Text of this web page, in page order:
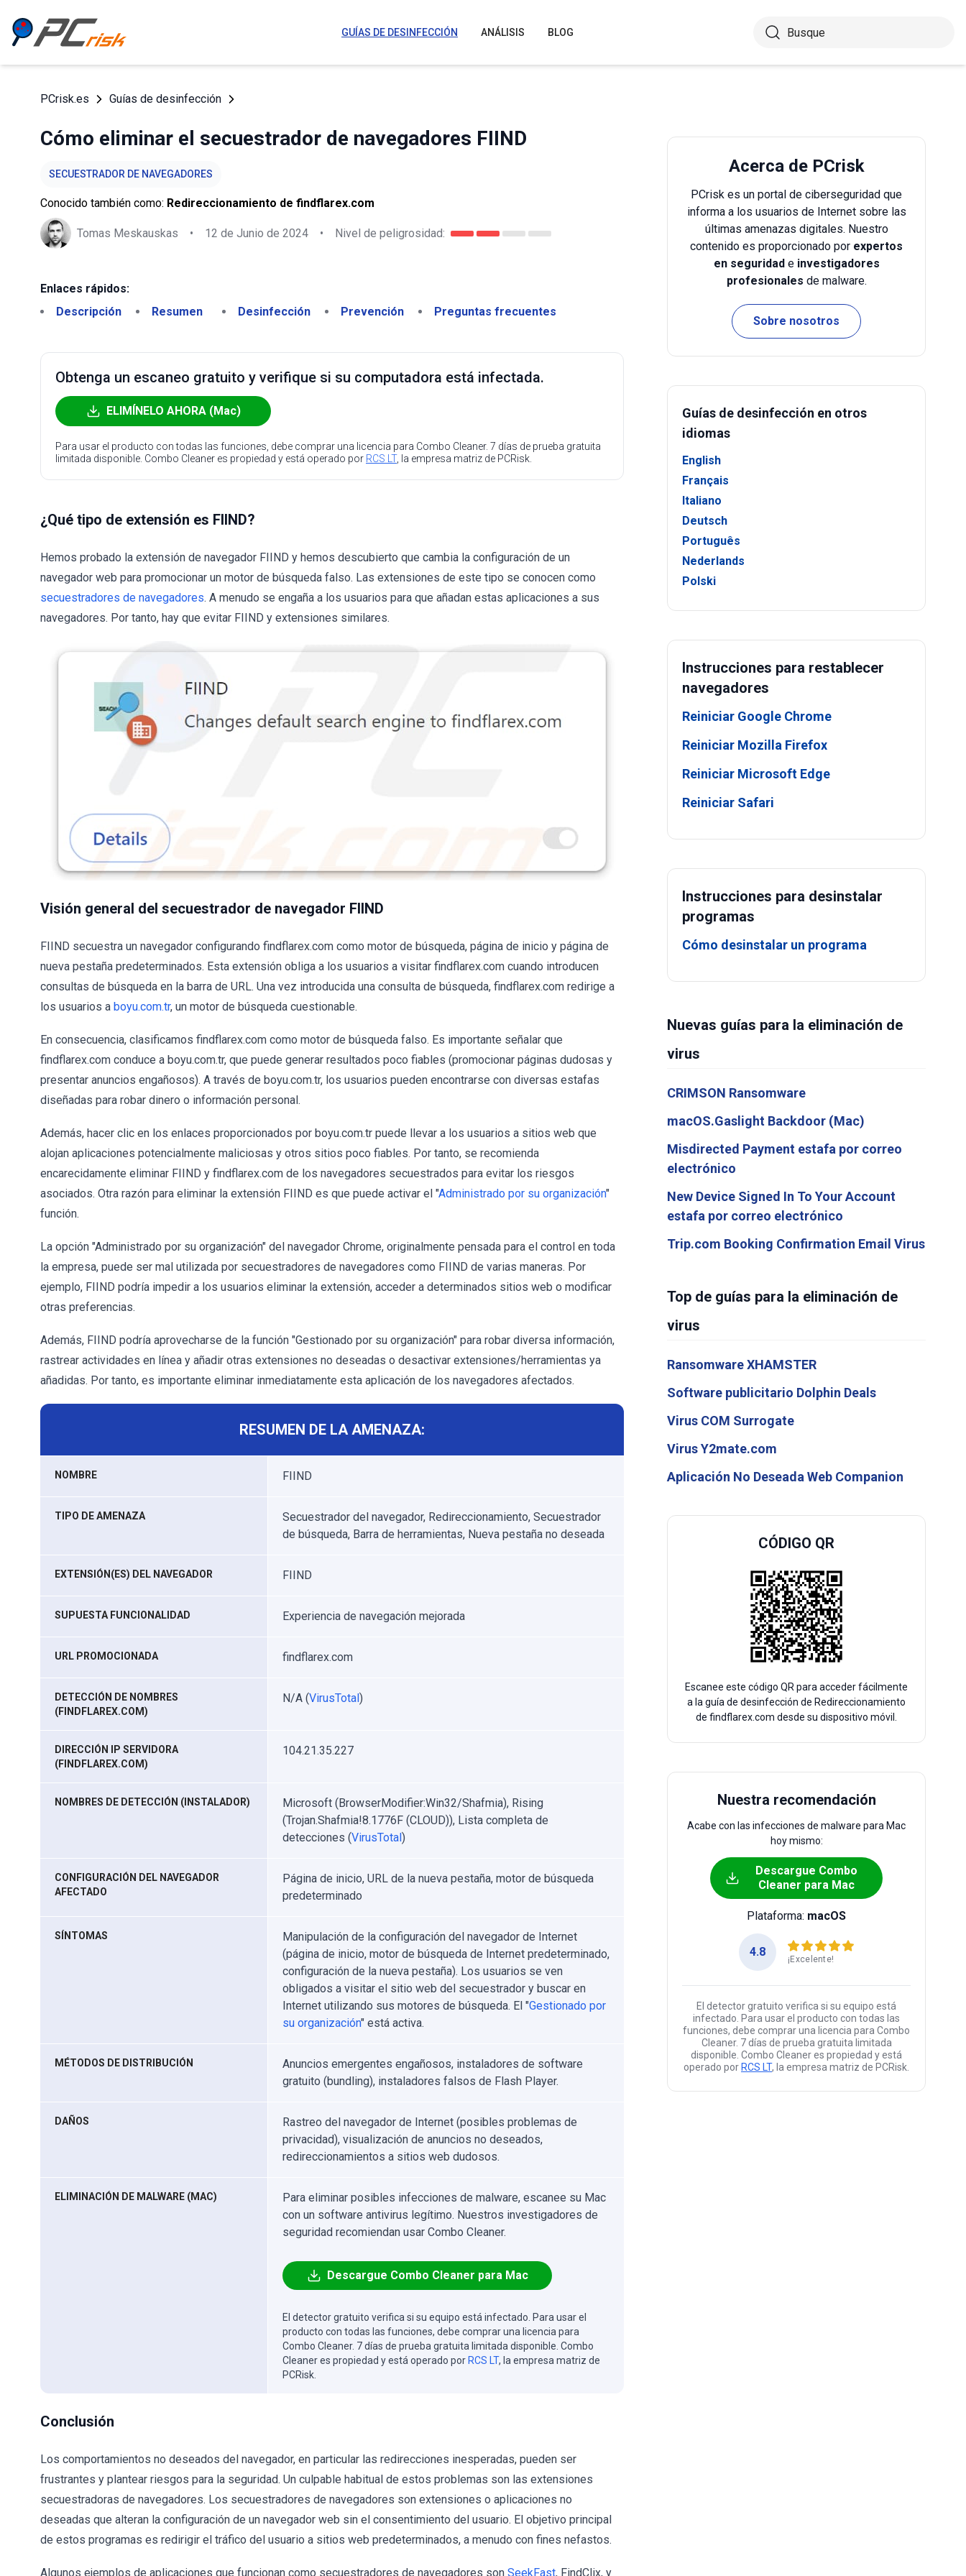
GUÍAS DE DESINFECCIÓN ANÁLISIS BLOG
PCrisk.es Guías de desinfección
Cómo eliminar el secuestrador de navegadores FIIND
SECUESTRADOR DE NAVEGADORES
Conocido también como: Redireccionamiento de findflarex.com
Tomas Meskauskas • 12 de Junio de 2024 • Nivel de peligrosidad:
Enlaces rápidos:
Descripción
Resumen Desinfección Prevención Preguntas frecuentes
Obtenga un escaneo gratuito y verifique si su computadora está infectada.
ELIMÍNELO AHORA (Mac)
Para usar el producto con todas las funciones, debe comprar una licencia para Combo Cleaner. 7 días de prueba gratuita
limitada disponible. Combo Cleaner es propiedad y está operado por RCS LT, la empresa matriz de PCRisk.
¿Qué tipo de extensión es FIIND?
Hemos probado la extensión de navegador FIIND y hemos descubierto que cambia la configuración de un
navegador web para promocionar un motor de búsqueda falso. Las extensiones de este tipo se conocen como
secuestradores de navegadores. A menudo se engaña a los usuarios para que añadan estas aplicaciones a sus
navegadores. Por tanto, hay que evitar FIIND y extensiones similares.
Visión general del secuestrador de navegador FIIND
FIIND secuestra un navegador configurando findflarex.com como motor de búsqueda, página de inicio y página de
nueva pestaña predeterminados. Esta extensión obliga a los usuarios a visitar findflarex.com cuando introducen
consultas de búsqueda en la barra de URL. Una vez introducida una consulta de búsqueda, findflarex.com redirige a
los usuarios a boyu.com.tr, un motor de búsqueda cuestionable.
En consecuencia, clasificamos findflarex.com como motor de búsqueda falso. Es importante señalar que
findflarex.com conduce a boyu.com.tr, que puede generar resultados poco fiables (promocionar páginas dudosas y
presentar anuncios engañosos). A través de boyu.com.tr, los usuarios pueden encontrarse con diversas estafas
diseñadas para robar dinero o información personal.
Además, hacer clic en los enlaces proporcionados por boyu.com.tr puede llevar a los usuarios a sitios web que
alojan aplicaciones potencialmente maliciosas y otros sitios poco fiables. Por tanto, se recomienda
encarecidamente eliminar FIIND y findflarex.com de los navegadores secuestrados para evitar los riesgos
asociados. Otra razón para eliminar la extensión FIIND es que puede activar el "Administrado por su organización"
función.
La opción "Administrado por su organización" del navegador Chrome, originalmente pensada para el control en toda
la empresa, puede ser mal utilizada por secuestradores de navegadores como FIIND de varias maneras. Por
ejemplo, FIIND podría impedir a los usuarios eliminar la extensión, acceder a determinados sitios web o modificar
otras preferencias.
Además, FIIND podría aprovecharse de la función "Gestionado por su organización" para robar diversa información,
rastrear actividades en línea y añadir otras extensiones no deseadas o desactivar extensiones/herramientas ya
añadidas. Por tanto, es importante eliminar inmediatamente esta aplicación de los navegadores afectados.
RESUMEN DE LA AMENAZA:
NOMBRE FIIND
TIPO DE AMENAZA
Secuestrador del navegador, Redireccionamiento, Secuestrador
de búsqueda, Barra de herramientas, Nueva pestaña no deseada
EXTENSIÓN(ES) DEL NAVEGADOR FIIND
SUPUESTA FUNCIONALIDAD Experiencia de navegación mejorada
URL PROMOCIONADA findflarex.com
DETECCIÓN DE NOMBRES
(FINDFLAREX.COM)
N/A (VirusTotal)
DIRECCIÓN IP SERVIDORA
(FINDFLAREX.COM)
104.21.35.227
NOMBRES DE DETECCIÓN (INSTALADOR)
Microsoft (BrowserModifier:Win32/Shafmia), Rising
(Trojan.Shafmia!8.1776F (CLOUD)), Lista completa de
detecciones (VirusTotal)
CONFIGURACIÓN DEL NAVEGADOR
AFECTADO
Página de inicio, URL de la nueva pestaña, motor de búsqueda
predeterminado
SÍNTOMAS
Manipulación de la configuración del navegador de Internet
(página de inicio, motor de búsqueda de Internet predeterminado,
configuración de la nueva pestaña). Los usuarios se ven
obligados a visitar el sitio web del secuestrador y buscar en
Internet utilizando sus motores de búsqueda. El "Gestionado por
su organización" está activa.
MÉTODOS DE DISTRIBUCIÓN
Anuncios emergentes engañosos, instaladores de software
gratuito (bundling), instaladores falsos de Flash Player.
DAÑOS
Rastreo del navegador de Internet (posibles problemas de
privacidad), visualización de anuncios no deseados,
redireccionamientos a sitios web dudosos.
ELIMINACIÓN DE MALWARE (MAC)
Para eliminar posibles infecciones de malware, escanee su Mac
con un software antivirus legítimo. Nuestros investigadores de
seguridad recomiendan usar Combo Cleaner.
Descargue Combo Cleaner para Mac
El detector gratuito verifica si su equipo está infectado. Para usar el
producto con todas las funciones, debe comprar una licencia para
Combo Cleaner. 7 días de prueba gratuita limitada disponible. Combo
Cleaner es propiedad y está operado por RCS LT, la empresa matriz de
PCRisk.
Conclusión
Los comportamientos no deseados del navegador, en particular las redirecciones inesperadas, pueden ser
frustrantes y plantear riesgos para la seguridad. Un culpable habitual de estos problemas son las extensiones
secuestradoras de navegadores. Los secuestradores de navegadores son extensiones o aplicaciones no
deseadas que alteran la configuración de un navegador web sin el consentimiento del usuario. El objetivo principal
de estos programas es redirigir el tráfico del usuario a sitios web predeterminados, a menudo con fines nefastos.
Algunos ejemplos de aplicaciones que funcionan como secuestradores de navegadores son SeekFast, FindClix, y
Acerca de PCrisk
PCrisk es un portal de ciberseguridad que
informa a los usuarios de Internet sobre las
últimas amenazas digitales. Nuestro
contenido es proporcionado por expertos
en seguridade investigadores
profesionales de malware.
Sobre nosotros
Guías de desinfección en otros
idiomas
English
Français
Italiano
Deutsch
Português
Nederlands
Polski
Instrucciones para restablecer
navegadores
Reiniciar Google Chrome
Reiniciar Mozilla Firefox
Reiniciar Microsoft Edge
Reiniciar Safari
Instrucciones para desinstalar
programas
Cómo desinstalar un programa
Nuevas guías para la eliminación de
virus
CRIMSON Ransomware
macOS.Gaslight Backdoor (Mac)
Misdirected Payment estafa por correo
electrónico
New Device Signed In To Your Account
estafa por correo electrónico
Trip.com Booking Confirmation Email Virus
Top de guías para la eliminación de
virus
Ransomware XHAMSTER
Software publicitario Dolphin Deals
Virus COM Surrogate
Virus Y2mate.com
Aplicación No Deseada Web Companion
CÓDIGO QR
Escanee este código QR para acceder fácilmente
a la guía de desinfección de Redireccionamiento
de findflarex.com desde su dispositivo móvil.
Nuestra recomendación
Acabe con las infecciones de malware para Mac
hoy mismo:
Descargue Combo
Cleaner para Mac
Plataforma: macOS
4.8
¡Excelente!
El detector gratuito verifica si su equipo está
infectado. Para usar el producto con todas las
funciones, debe comprar una licencia para Combo
Cleaner. 7 días de prueba gratuita limitada
disponible. Combo Cleaner es propiedad y está
operado por RCS LT, la empresa matriz de PCRisk.